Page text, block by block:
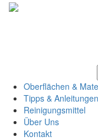
Oberflächen &
Tipps & Anleitungen
Reinigungsmittel
Über Uns
Kontakt